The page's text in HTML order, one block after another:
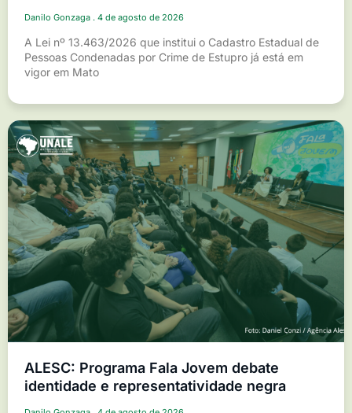
Danilo Gonzaga 4 de agosto de 2026
A Lei nº 13.463/2026 que institui o Cadastro Estadual de
Pessoas Condenadas por Crime de Estupro já está em
vigor em Mato
ALESC: Programa Fala Jovem debate
identidade e representatividade negra